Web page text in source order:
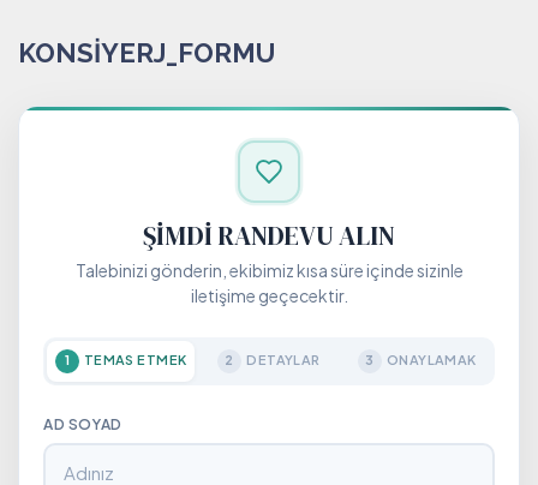
KONSIYERJ_FORMU
ŞIMDI RANDEVU ALIN
Talebinizi gönderin, ekibimiz kısa süre içinde sizinle
iletişime geçecektir.
1 TEMAS ETMEK 2 DETAYLAR 3 ONAYLAMAK
AD SOYAD